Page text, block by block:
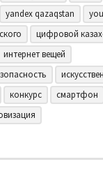
yandex qazaqstan
цифровой
интернет вещей
конкурс смартфон